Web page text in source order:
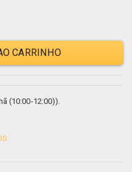
CARRINHO
(10:00-12:00)).